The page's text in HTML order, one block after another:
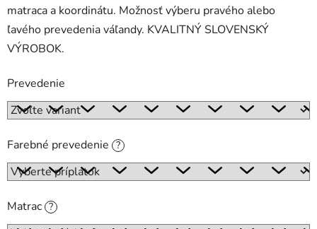
matraca a koordinátu. Možnosť výberu pravého alebo
ľavého prevedenia váľandy. KVALITNÝ SLOVENSKÝ
VÝROBOK.
Prevedenie
Farebné prevedenie ?
Matrac ?